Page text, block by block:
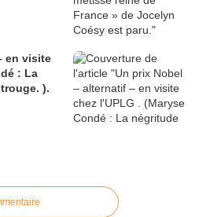
en visite
: La
).